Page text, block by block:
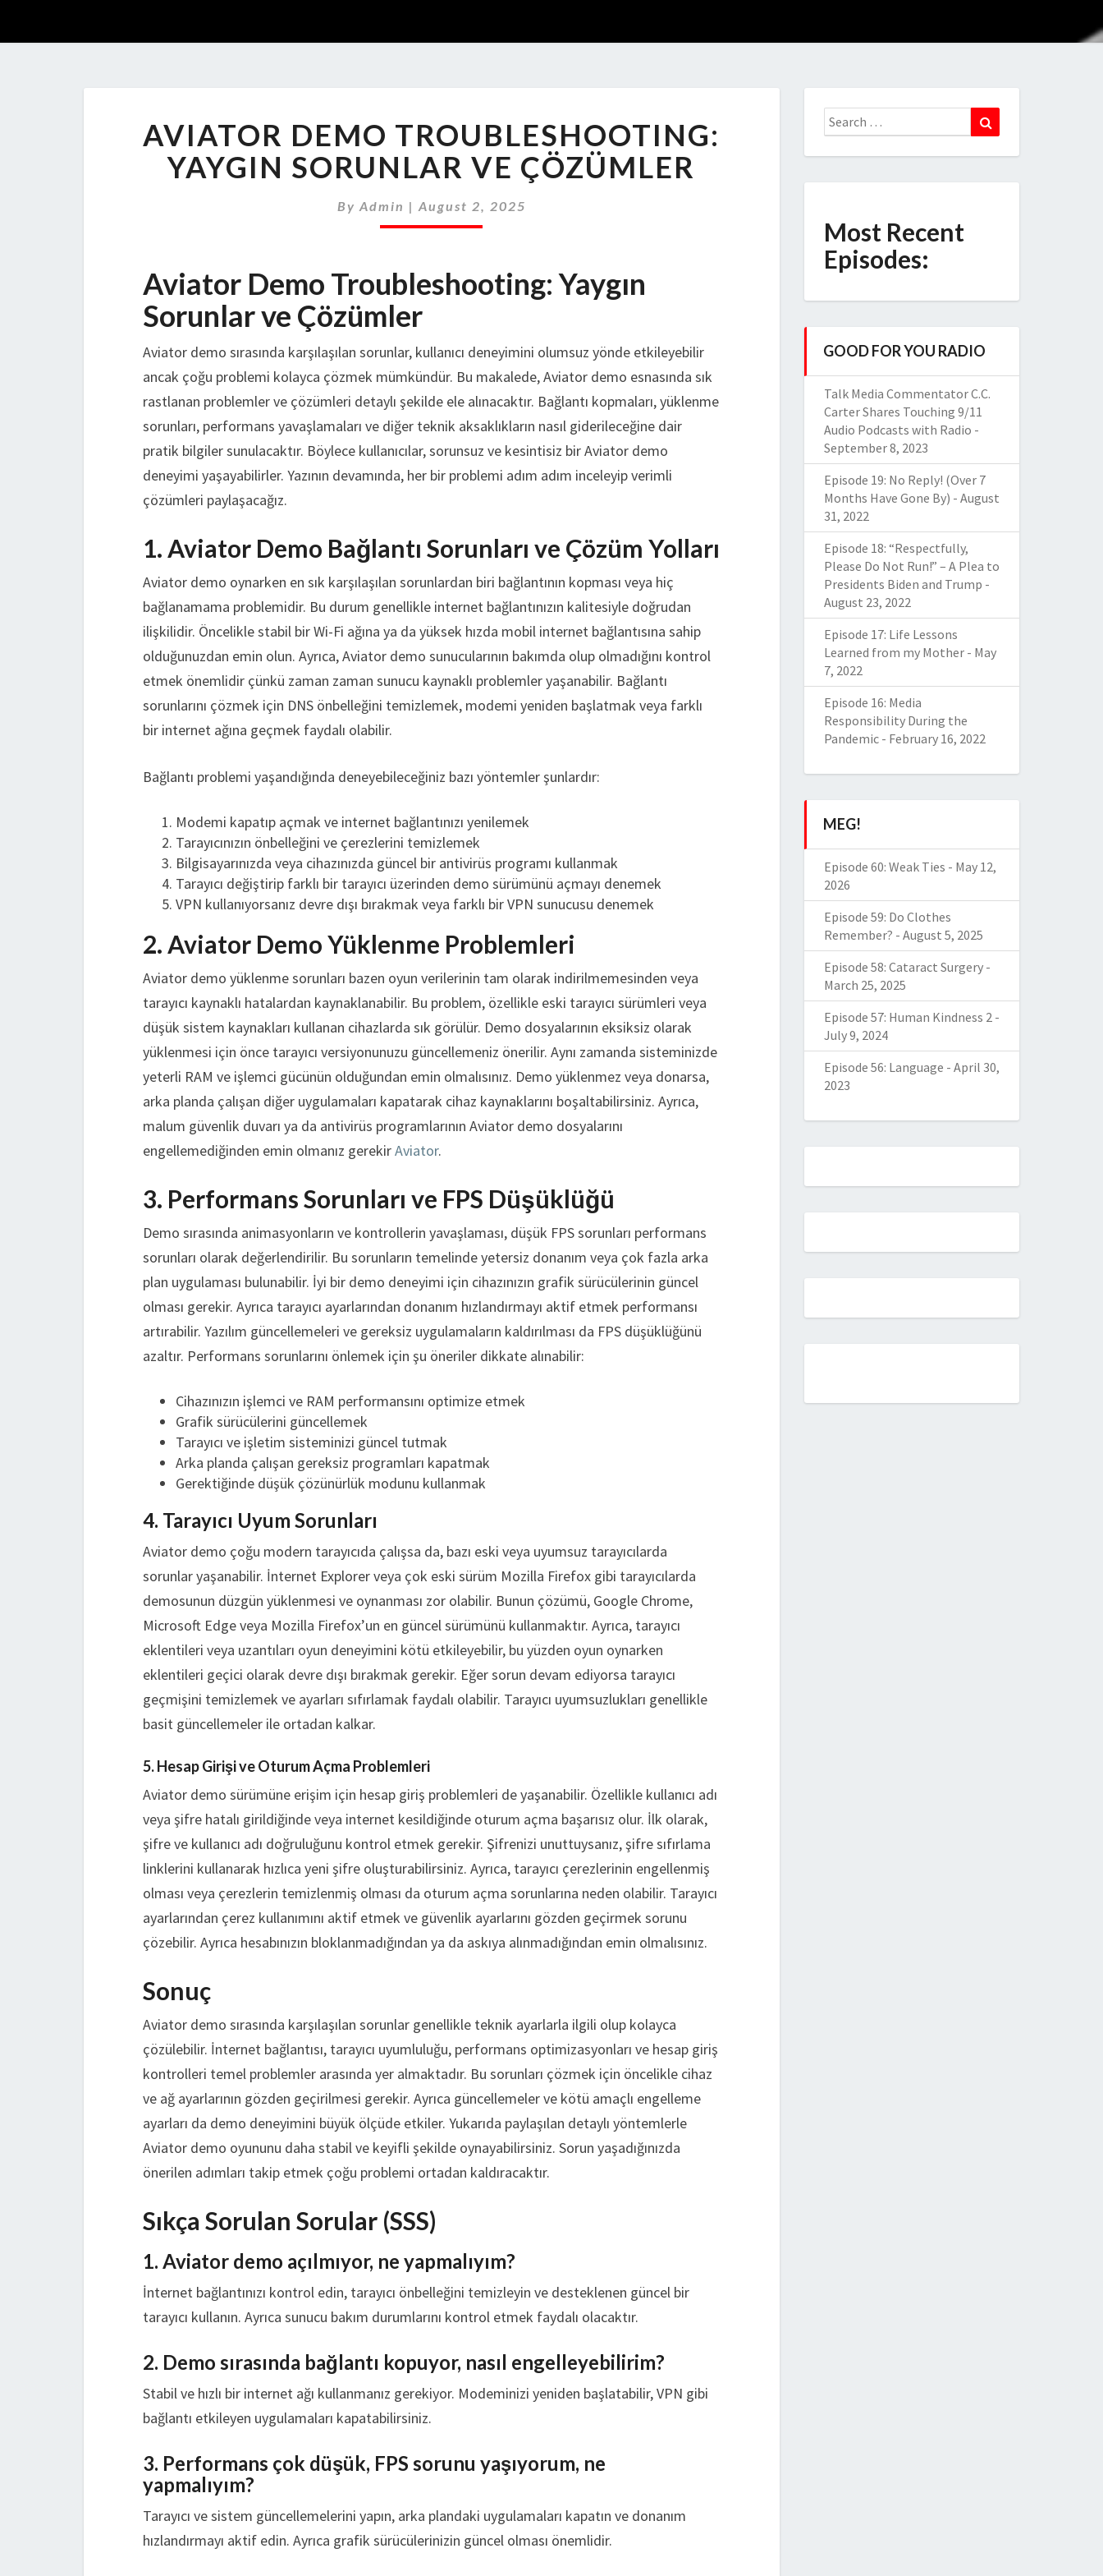
DEMO
TROUBLESHOOTING:
YAYGIN
VE
AVIATOR DEMO TROUBLESHOOTING:
YAYGIN SORUNLAR VE ÇÖZÜMLER
By Admin | August 2, 2025
Aviator Demo Troubleshooting: Yaygın
Sorunlar ve Çözümler
Aviator demo sırasında karşılaşılan sorunlar, kullanıcı deneyimini olumsuz yönde etkileyebilir
ancak çoğu problemi kolayca çözmek mümkündür. Bu makalede, Aviator demo esnasında sık
rastlanan problemler ve çözümleri detaylı şekilde ele alınacaktır. Bağlantı kopmaları, yüklenme
sorunları, performans yavaşlamaları ve diğer teknik aksaklıkların nasıl giderileceğine dair
pratik bilgiler sunulacaktır. Böylece kullanıcılar, sorunsuz ve kesintisiz bir Aviator demo
deneyimi yaşayabilirler. Yazının devamında, her bir problemi adım adım inceleyip verimli
çözümleri paylaşacağız.
1. Aviator Demo Bağlantı Sorunları ve Çözüm Yolları
Aviator demo oynarken en sık karşılaşılan sorunlardan biri bağlantının kopması veya hiç
bağlanamama problemidir. Bu durum genellikle internet bağlantınızın kalitesiyle doğrudan
ilişkilidir. Öncelikle stabil bir Wi-Fi ağına ya da yüksek hızda mobil internet bağlantısına sahip
olduğunuzdan emin olun. Ayrıca, Aviator demo sunucularının bakımda olup olmadığını kontrol
etmek önemlidir çünkü zaman zaman sunucu kaynaklı problemler yaşanabilir. Bağlantı
sorunlarını çözmek için DNS önbelleğini temizlemek, modemi yeniden başlatmak veya farklı
bir internet ağına geçmek faydalı olabilir.
Bağlantı problemi yaşandığında deneyebileceğiniz bazı yöntemler şunlardır:
Modemi kapatıp açmak ve internet bağlantınızı yenilemek
Tarayıcınızın önbelleğini ve çerezlerini temizlemek
Bilgisayarınızda veya cihazınızda güncel bir antivirüs programı kullanmak
Tarayıcı değiştirip farklı bir tarayıcı üzerinden demo sürümünü açmayı denemek
VPN kullanıyorsanız devre dışı bırakmak veya farklı bir VPN sunucusu denemek
2. Aviator Demo Yüklenme Problemleri
Aviator demo yüklenme sorunları bazen oyun verilerinin tam olarak indirilmemesinden veya
tarayıcı kaynaklı hatalardan kaynaklanabilir. Bu problem, özellikle eski tarayıcı sürümleri veya
düşük sistem kaynakları kullanan cihazlarda sık görülür. Demo dosyalarının eksiksiz olarak
yüklenmesi için önce tarayıcı versiyonunuzu güncellemeniz önerilir. Aynı zamanda sisteminizde
yeterli RAM ve işlemci gücünün olduğundan emin olmalısınız. Demo yüklenmez veya donarsa,
arka planda çalışan diğer uygulamaları kapatarak cihaz kaynaklarını boşaltabilirsiniz. Ayrıca,
malum güvenlik duvarı ya da antivirüs programlarının Aviator demo dosyalarını
engellemediğinden emin olmanız gerekirAviator.
3. Performans Sorunları ve FPS Düşüklüğü
Demo sırasında animasyonların ve kontrollerin yavaşlaması, düşük FPS sorunları performans
sorunları olarak değerlendirilir. Bu sorunların temelinde yetersiz donanım veya çok fazla arka
plan uygulaması bulunabilir. İyi bir demo deneyimi için cihazınızın grafik sürücülerinin güncel
olması gerekir. Ayrıca tarayıcı ayarlarından donanım hızlandırmayı aktif etmek performansı
artırabilir. Yazılım güncellemeleri ve gereksiz uygulamaların kaldırılması da FPS düşüklüğünü
azaltır. Performans sorunlarını önlemek için şu öneriler dikkate alınabilir:
Cihazınızın işlemci ve RAM performansını optimize etmek
Grafik sürücülerini güncellemek
Tarayıcı ve işletim sisteminizi güncel tutmak
Arka planda çalışan gereksiz programları kapatmak
Gerektiğinde düşük çözünürlük modunu kullanmak
4. Tarayıcı Uyum Sorunları
Aviator demo çoğu modern tarayıcıda çalışsa da, bazı eski veya uyumsuz tarayıcılarda
sorunlar yaşanabilir. İnternet Explorer veya çok eski sürüm Mozilla Firefox gibi tarayıcılarda
demosunun düzgün yüklenmesi ve oynanması zor olabilir. Bunun çözümü, Google Chrome,
Microsoft Edge veya Mozilla Firefox’un en güncel sürümünü kullanmaktır. Ayrıca, tarayıcı
eklentileri veya uzantıları oyun deneyimini kötü etkileyebilir, bu yüzden oyun oynarken
eklentileri geçici olarak devre dışı bırakmak gerekir. Eğer sorun devam ediyorsa tarayıcı
geçmişini temizlemek ve ayarları sıfırlamak faydalı olabilir. Tarayıcı uyumsuzlukları genellikle
basit güncellemeler ile ortadan kalkar.
5. Hesap Girişi ve Oturum Açma Problemleri
Aviator demo sürümüne erişim için hesap giriş problemleri de yaşanabilir. Özellikle kullanıcı adı
veya şifre hatalı girildiğinde veya internet kesildiğinde oturum açma başarısız olur. İlk olarak,
şifre ve kullanıcı adı doğruluğunu kontrol etmek gerekir. Şifrenizi unuttuysanız, şifre sıfırlama
linklerini kullanarak hızlıca yeni şifre oluşturabilirsiniz. Ayrıca, tarayıcı çerezlerinin engellenmiş
olması veya çerezlerin temizlenmiş olması da oturum açma sorunlarına neden olabilir. Tarayıcı
ayarlarından çerez kullanımını aktif etmek ve güvenlik ayarlarını gözden geçirmek sorunu
çözebilir. Ayrıca hesabınızın bloklanmadığından ya da askıya alınmadığından emin olmalısınız.
Sonuç
Aviator demo sırasında karşılaşılan sorunlar genellikle teknik ayarlarla ilgili olup kolayca
çözülebilir. İnternet bağlantısı, tarayıcı uyumluluğu, performans optimizasyonları ve hesap giriş
kontrolleri temel problemler arasında yer almaktadır. Bu sorunları çözmek için öncelikle cihaz
ve ağ ayarlarının gözden geçirilmesi gerekir. Ayrıca güncellemeler ve kötü amaçlı engelleme
ayarları da demo deneyimini büyük ölçüde etkiler. Yukarıda paylaşılan detaylı yöntemlerle
Aviator demo oyununu daha stabil ve keyifli şekilde oynayabilirsiniz. Sorun yaşadığınızda
önerilen adımları takip etmek çoğu problemi ortadan kaldıracaktır.
Sıkça Sorulan Sorular (SSS)
1. Aviator demo açılmıyor, ne yapmalıyım?
İnternet bağlantınızı kontrol edin, tarayıcı önbelleğini temizleyin ve desteklenen güncel bir
tarayıcı kullanın. Ayrıca sunucu bakım durumlarını kontrol etmek faydalı olacaktır.
2. Demo sırasında bağlantı kopuyor, nasıl engelleyebilirim?
Stabil ve hızlı bir internet ağı kullanmanız gerekiyor. Modeminizi yeniden başlatabilir, VPN gibi
bağlantı etkileyen uygulamaları kapatabilirsiniz.
3. Performans çok düşük, FPS sorunu yaşıyorum, ne
yapmalıyım?
Tarayıcı ve sistem güncellemelerini yapın, arka plandaki uygulamaları kapatın ve donanım
hızlandırmayı aktif edin. Ayrıca grafik sürücülerinizin güncel olması önemlidir.
Search
for:
Most Recent
Episodes:
GOOD FOR YOU RADIO
Talk Media Commentator C.C.
Carter Shares Touching 9/11
Audio Podcasts with Radio -
September 8, 2023
Episode 19: No Reply! (Over 7
Months Have Gone By) - August
31, 2022
Episode 18: “Respectfully,
Please Do Not Run!” – A Plea to
Presidents Biden and Trump -
August 23, 2022
Episode 17: Life Lessons
Learned from my Mother- May
7, 2022
Episode 16: Media
Responsibility During the
Pandemic- February 16, 2022
MEG!
Episode 60: Weak Ties - May 12,
2026
Episode 59: Do Clothes
Remember? - August 5, 2025
Episode 58: Cataract Surgery-
March 25, 2025
Episode 57: Human Kindness 2-
July 9, 2024
Episode 56: Language - April 30,
2023